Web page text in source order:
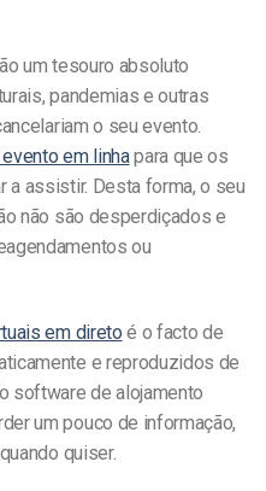
um tesouro absoluto
pandemias e outras
o seu evento.
em linhapara que os
assistir. Desta forma, o seu
não são desperdiçados e
ou
em direto é o facto de
e reproduzidos de
software de alojamento
um pouco de informação,
quiser.